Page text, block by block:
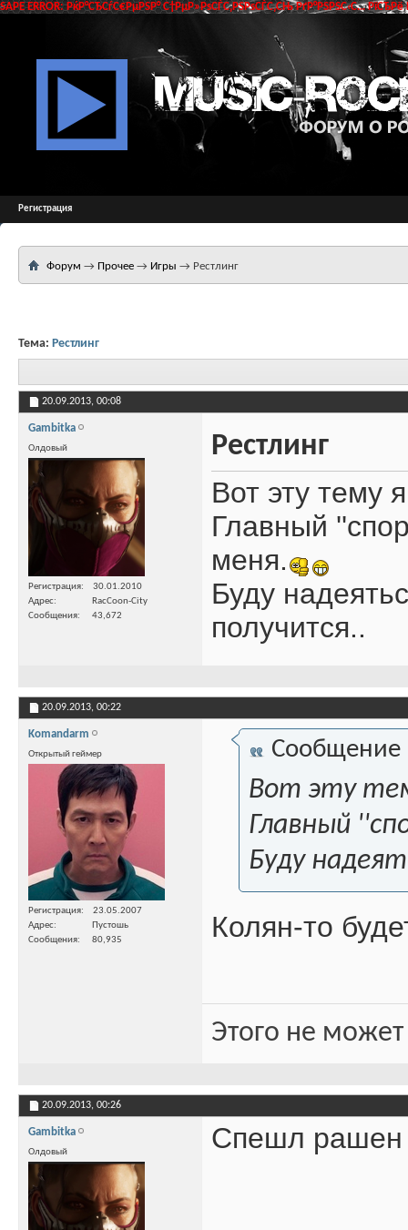
SAPE ERROR: РќР°СЂСѓС€РµРЅР° С†РµР»РѕСЃС‚РЅРѕСЃС‚СЊ РґР°РЅРЅС‹С…
Регистрация
Форум → Прочее → Игры → Рестлинг
Тема: Рестлинг
20.09.2013, 00:08
Gambitka
Олдовый
Регистрация
30.01.2010
Адрес
RacCoon-City
Сообщения
43,672
Рестлинг
Вот эту тему
Главный
меня.
Буду
получится..
20.09.2013, 00:22
Komandarm
Открытый геймер
Регистрация
23.05.2007
Адрес
Пустошь
Сообщения
80,935
Сообщение
Вот эту
Главный
Буду
Колян-то
Этого не
20.09.2013, 00:26
Gambitka
Олдовый Спешл рашен